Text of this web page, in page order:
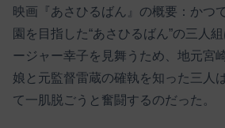
映画『あさひるばん』の概要：かつ
園を目指した“あさひるばん”の三人
ージャー幸子を見舞うため、地元宮
娘と元監督雷蔵の確執を知った三人
て一肌脱ごうと奮闘するのだった。